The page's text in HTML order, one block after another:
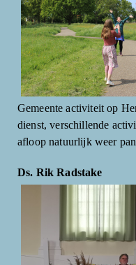
Gemeente activiteit op
dienst, verschillende
afloop natuurlijk weer
Ds. Rik Radstake